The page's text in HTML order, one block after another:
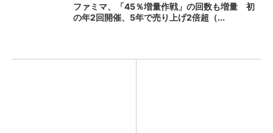
ファミマ、「45％増量作戦」の回数も増量 初
の年2回開催、5年で売り上げ2倍超（...